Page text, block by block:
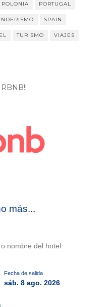
POLONIA PORTUGAL
SPAIN
TURISMO VIAJES
más...
Fecha de salida
sáb. 8 ago. 2026